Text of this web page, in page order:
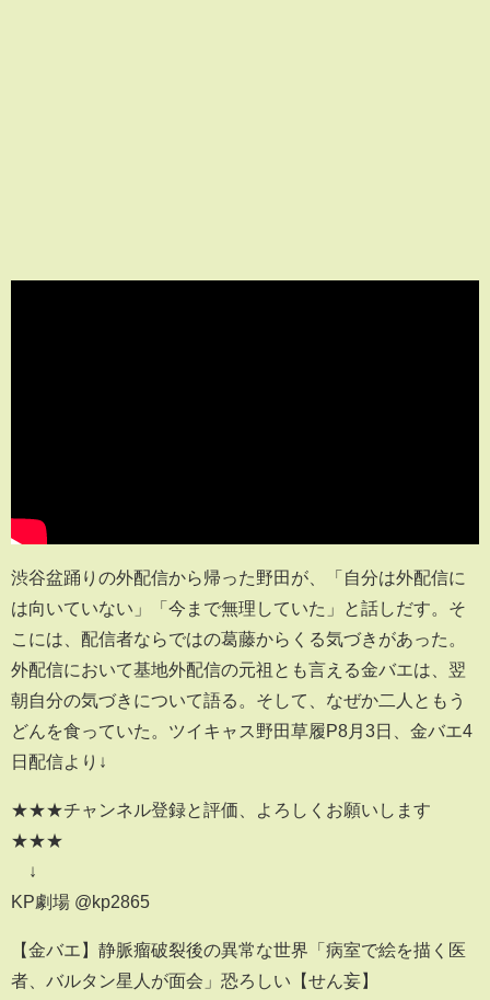
渋谷盆踊りの外配信から帰った野田が、「自分は外配信に
は向いていない」「今まで無理していた」と話しだす。そ
こには、配信者ならではの葛藤からくる気づきがあった。
外配信において基地外配信の元祖とも言える金バエは、翌
朝自分の気づきについて語る。そして、なぜか二人ともう
どんを食っていた。ツイキャス野田草履P8月3日、金バエ4
日配信より↓
★★★チャンネル登録と評価、よろしくお願いします
★★★
↓
KP劇場 @kp2865
【金バエ】静脈瘤破裂後の異常な世界「病室で絵を描く医
者、バルタン星人が面会」恐ろしい【せん妄】